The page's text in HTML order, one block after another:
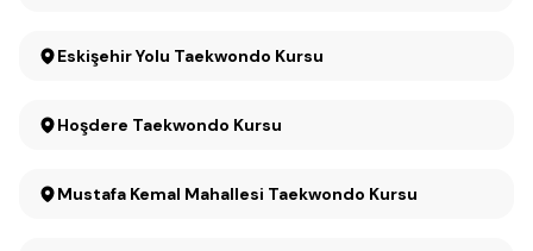
Eskişehir Yolu Taekwondo Kursu
Hoşdere Taekwondo Kursu
Mustafa Kemal Mahallesi Taekwondo Kursu